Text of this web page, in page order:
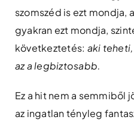
szomszéd is ezt mondja,
gyakran ezt mondja,
következtetés: aki
az a legbiztosabb.
Ez a hit nem a semmiből
az ingatlan tényleg